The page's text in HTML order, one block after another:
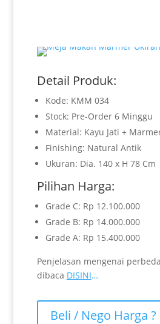
Detail Produk:
Kode: KMM 034
Stock: Pre-Order 6 Minggu
Material: Kayu Jati +
Finishing: Natural Antik
Ukuran: Dia. 140 x H 78 Cm
Pilihan Harga:
Grade C: Rp 12.100.000
Grade B: Rp 14.000.000
Grade A: Rp 15.400.000
Penjelasan mengenai
dibaca DISINI…
Beli / Nego Harga ?